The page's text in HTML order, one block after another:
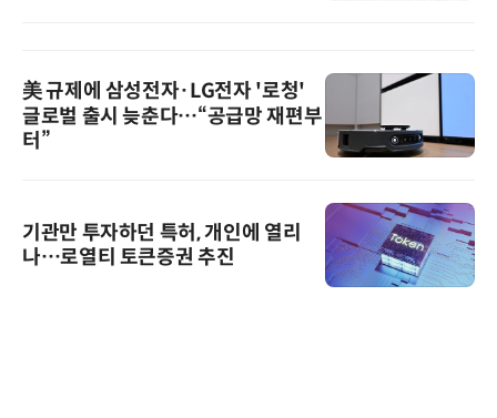
美 규제에 삼성전자·LG전자 '로청'
글로벌 출시 늦춘다…“공급망 재편부
터”
기관만 투자하던 특허, 개인에 열리
나…로열티 토큰증권 추진